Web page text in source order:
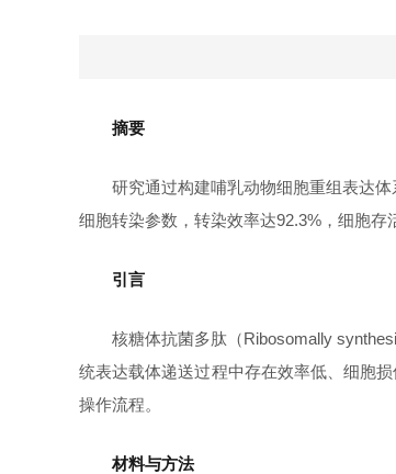
摘要
研究通过构建哺乳动物细胞重组表达
细胞转染参数，转染效率达92.3%，细胞存
引言
核糖体抗菌多肽（Ribosomally
统表达载体递送过程中存在效率低、细胞
操作流程。
材料与方法